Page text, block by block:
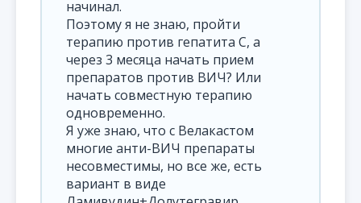
начинал.
Поэтому я не знаю, пройти
терапию против гепатита C, а
через 3 месяца начать прием
препаратов против ВИЧ? Или
начать совместную терапию
одновременно.
Я уже знаю, что с Велакастом
многие анти-ВИЧ препараты
несовместимы, но все же, есть
вариант в виде